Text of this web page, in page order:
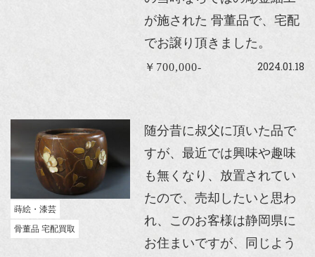
が施された 骨董品で、宅配
でお譲り頂きました。
￥700,000- 2024.01.18
蒔絵・漆芸
骨董品 宅配買取
随分昔に叔父に頂いた品で
すが、最近では興味や趣味
も無くなり、放置されてい
たので、売却したいと思わ
れ、このお客様は静岡県に
お住まいですが、同じよう